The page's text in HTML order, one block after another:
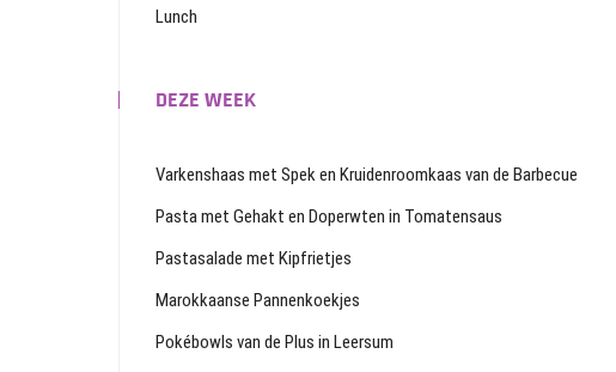
Lunch
DEZE WEEK
Varkenshaas met Spek en Kruidenroomkaas van de Barbecue
Pasta met Gehakt en Doperwten in Tomatensaus
Pastasalade met Kipfrietjes
Marokkaanse Pannenkoekjes
Pokébowls van de Plus in Leersum